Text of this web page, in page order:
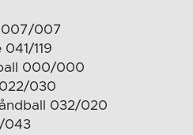
007/007
119
000/000
030
032/020
043